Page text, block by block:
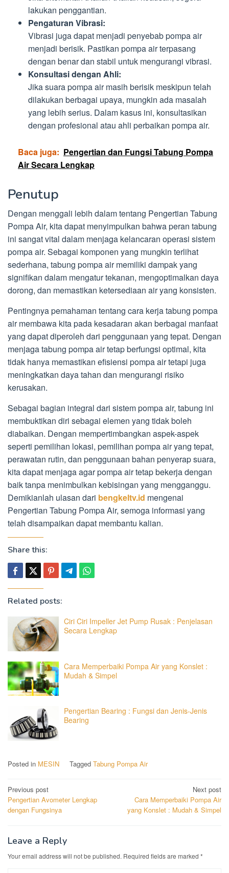
lakukan penggantian.
Pengaturan Vibrasi:
Vibrasi juga dapat menjadi penyebab pompa air
menjadi berisik. Pastikan pompa air terpasang
dengan benar dan stabil untuk mengurangi vibrasi.
Konsultasi dengan Ahli:
Jika suara pompa air masih berisik meskipun telah
dilakukan berbagai upaya, mungkin ada masalah
yang lebih serius. Dalam kasus ini, konsultasikan
dengan profesional atau ahli perbaikan pompa air.
Baca juga: Pengertian dan Fungsi Tabung Pompa
Air Secara Lengkap
Penutup
Dengan menggali lebih dalam tentang Pengertian Tabung
Pompa Air, kita dapat menyimpulkan bahwa peran tabung
ini sangat vital dalam menjaga kelancaran operasi sistem
pompa air. Sebagai komponen yang mungkin terlihat
sederhana, tabung pompa air memiliki dampak yang
signifikan dalam mengatur tekanan, mengoptimalkan daya
dorong, dan memastikan ketersediaan air yang konsisten.
Pentingnya pemahaman tentang cara kerja tabung pompa
air membawa kita pada kesadaran akan berbagai manfaat
yang dapat diperoleh dari penggunaan yang tepat. Dengan
menjaga tabung pompa air tetap berfungsi optimal, kita
tidak hanya memastikan efisiensi pompa air tetapi juga
meningkatkan daya tahan dan mengurangi risiko
kerusakan.
Sebagai bagian integral dari sistem pompa air, tabung ini
membuktikan diri sebagai elemen yang tidak boleh
diabaikan. Dengan mempertimbangkan aspek-aspek
seperti pemilihan lokasi, pemilihan pompa air yang tepat,
perawatan rutin, dan penggunaan bahan penyerap suara,
kita dapat menjaga agar pompa air tetap bekerja dengan
baik tanpa menimbulkan kebisingan yang mengganggu.
Demikianlah ulasan dari bengkeltv.id mengenai
Pengertian Tabung Pompa Air, semoga informasi yang
telah disampaikan dapat membantu kalian.
Share this:
Related posts:
Ciri Ciri Impeller Jet Pump Rusak : Penjelasan
Secara Lengkap
Cara Memperbaiki Pompa Air yang Konslet :
Mudah & Simpel
Pengertian Bearing : Fungsi dan Jenis-Jenis
Bearing
Posted in MESIN Tagged Tabung Pompa Air
Post
navigation
Previous post
Pengertian Avometer Lengkap
dengan Fungsinya
Next post
Cara Memperbaiki Pompa Air
yang Konslet : Mudah & Simpel
Leave a Reply
Your email address will not be published. Required fields are marked *